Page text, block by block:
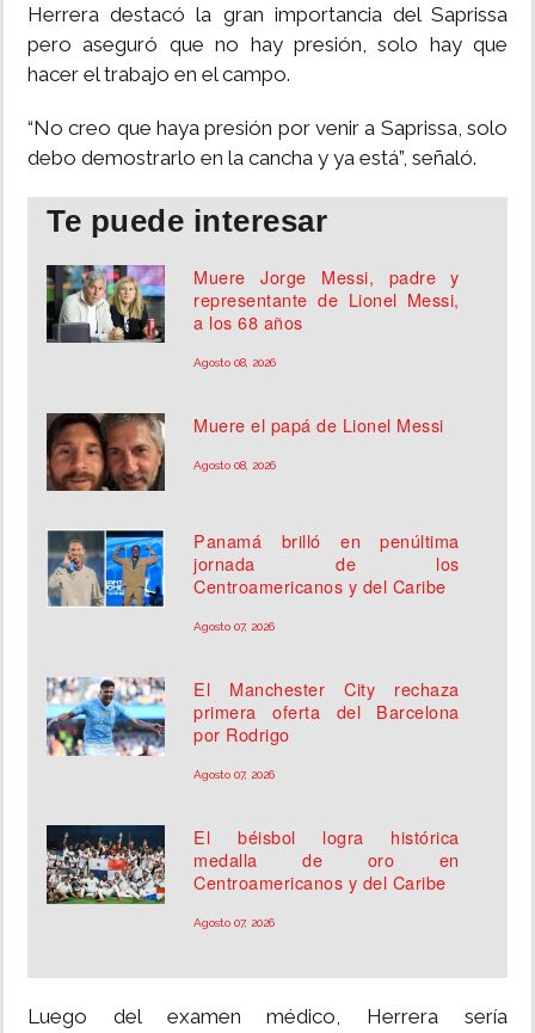
Herrera destacó la gran importancia del Saprissa
pero aseguró que no hay presión, solo hay que
hacer el trabajo en el campo.
“No creo que haya presión por venir a Saprissa, solo
debo demostrarlo en la cancha y ya está”, señaló.
Te puede interesar
Muere Jorge Messi, padre y
representante de Lionel Messi,
a los 68 años
Agosto 08, 2026
Muere el papá de Lionel Messi
Agosto 08, 2026
Panamá brilló en penúltima
jornada de los
Centroamericanos y del Caribe
Agosto 07, 2026
El Manchester City rechaza
primera oferta del Barcelona
por Rodrigo
Agosto 07, 2026
El béisbol logra histórica
medalla de oro en
Centroamericanos y del Caribe
Agosto 07, 2026
Luego del examen médico, Herrera sería